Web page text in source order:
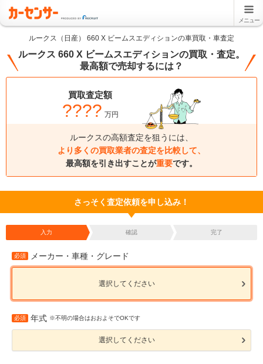
メニュー
ルークス（日産） 660 X ビームスエディションの車買取・車査定
ルークス 660 X ビームスエディションの買取・査定。
最高額で売却するには？
買取査定額
???? 万円
ルークスの高額査定を狙うには、
より多くの買取業者の査定を比較して、
最高額を引き出すことが重要です。
さっそく査定依頼を申し込み！
入力 確認 完了
必須 メーカー・車種・グレード
選択してください
必須 年式 ※不明の場合はおおよそでOKです
選択してください